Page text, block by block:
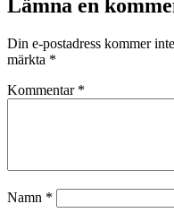
Lämna en
Din e-postadress kommer
märkta *
Kommentar *
Namn *